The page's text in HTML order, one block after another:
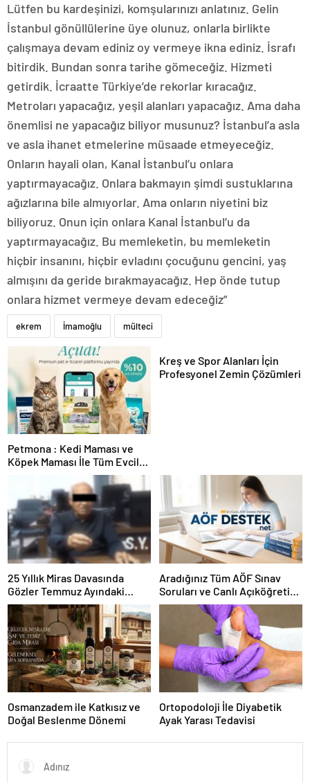
Lütfen bu kardeşinizi, komşularınızı anlatınız. Gelin
İstanbul gönüllülerine üye olunuz, onlarla birlikte
çalışmaya devam ediniz oy vermeye ikna ediniz. İsrafı
bitirdik. Bundan sonra tarihe gömeceğiz. Hizmeti
getirdik. İcraatte Türkiye’de rekorlar kıracağız.
Metroları yapacağız, yeşil alanları yapacağız. Ama daha
önemlisi ne yapacağız biliyor musunuz? İstanbul’a asla
ve asla ihanet etmelerine müsaade etmeyeceğiz.
Onların hayali olan, Kanal İstanbul’u onlara
yaptırmayacağız. Onlara bakmayın şimdi sustuklarına
ağızlarına bile almıyorlar. Ama onların niyetini biz
biliyoruz. Onun için onlara Kanal İstanbul’u da
yaptırmayacağız. Bu memleketin, bu memleketin
hiçbir insanını, hiçbir evladını çocuğunu gencini, yaş
almışını da geride bırakmayacağız. Hep önde tutup
onlara hizmet vermeye devam edeceğiz”
ekrem İmamoğlu mülteci
Petmona : Kedi Maması ve
Köpek Maması İle Tüm Evcil
Kreş ve Spor Alanları İçin
Profesyonel Zemin Çözümleri
25 Yıllık Miras Davasında
Gözler Temmuz Ayındaki
Karar Duruşmasına Çevrildi
Aradığınız Tüm AÖF Sınav
Soruları ve Canlı Açıköğretim
Forumu Burada
Osmanzadem ile Katkısız ve
Doğal Beslenme Dönemi
Ortopodoloji İle Diyabetik
Ayak Yarası Tedavisi